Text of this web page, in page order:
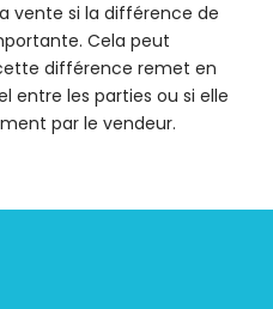
vente si la différence de
Cela peut
différence remet en
entre les parties ou si elle
par le vendeur.